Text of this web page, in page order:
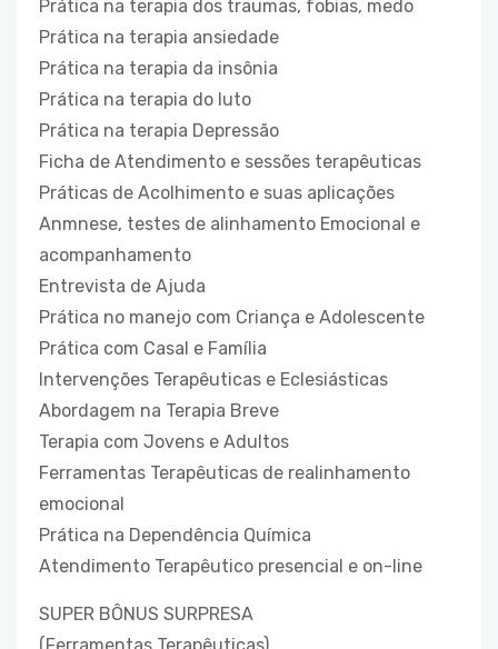
Prática na terapia dos traumas, fobias, medo
Prática na terapia ansiedade
Prática na terapia da insônia
Prática na terapia do luto
Prática na terapia Depressão
Ficha de Atendimento e sessões terapêuticas
Práticas de Acolhimento e suas aplicações
Anmnese, testes de alinhamento Emocional e
acompanhamento
Entrevista de Ajuda
Prática no manejo com Criança e Adolescente
Prática com Casal e Família
Intervenções Terapêuticas e Eclesiásticas
Abordagem na Terapia Breve
Terapia com Jovens e Adultos
Ferramentas Terapêuticas de realinhamento
emocional
Prática na Dependência Química
Atendimento Terapêutico presencial e on-line
SUPER BÔNUS SURPRESA